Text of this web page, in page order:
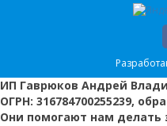
ИП Гаврюков Андрей
ОГРН: 316784700255239,
Они помогают нам делать